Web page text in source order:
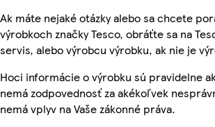
Ak máte nejaké otázky alebo sa chcete
výrobkoch značky Tesco, obráťte sa na
servis, alebo výrobcu výrobku, ak nie je
Hoci informácie o výrobku sú pravidelne
nemá zodpovednosť za akékoľvek
nemá vplyv na Vaše zákonné práva.